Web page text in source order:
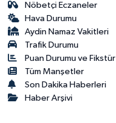
Nöbetçi Eczaneler
Hava Durumu
Aydin Namaz Vakitleri
Trafik Durumu
Puan Durumu ve Fikstür
Tüm Manşetler
Son Dakika Haberleri
Haber Arşivi